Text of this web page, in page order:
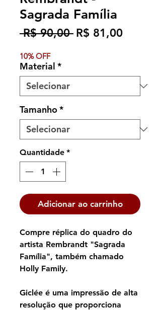
Sagrada Família
R$ 90,00 Preço
R$ 81,00Preço
10% OFF
Material *
Tamanho*
Quantidade *
Adicionar ao carrinho
Compre réplica do quadro do
artista Rembrandt "Sagrada
Família", também chamado
Holly Family.
Giclée é uma impressão de alta
resolução que proporciona